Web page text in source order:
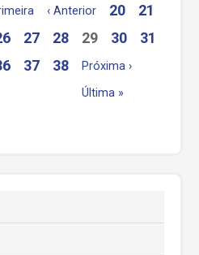
‹ Anterior 20
21
27 28 29 30
31
37 38
Próxima ›
Última »